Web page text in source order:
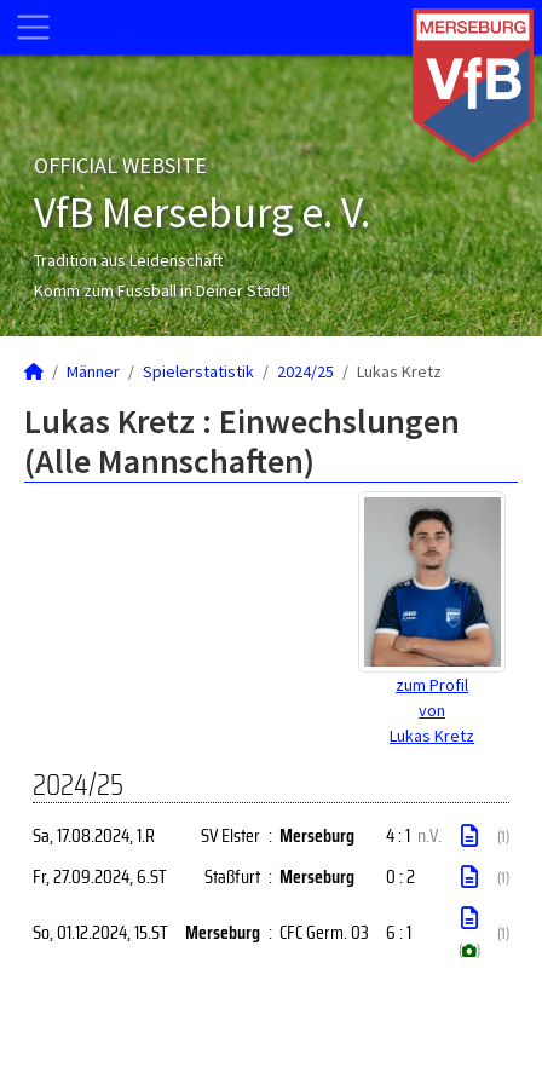
OFFICIAL WEBSITE
VfB Merseburg e. V.
Tradition aus Leidenschaft
Komm zum Fussball in Deiner Stadt!
Männer Spielerstatistik 2024/25 Lukas Kretz
Lukas Kretz : Einwechslungen
(Alle Mannschaften)
zum Profil
von
Lukas Kretz
2024/25
Sa, 17.08.2024, 1.R SV Elster : Merseburg 4 : 1 n.V. (1)
Fr, 27.09.2024, 6.ST Staßfurt : Merseburg 0 : 2 (1)
So, 01.12.2024, 15.ST Merseburg : CFC Germ. 03 6 : 1
( )
(1)